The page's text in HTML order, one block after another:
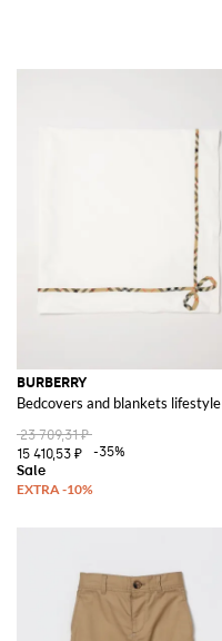
BURBERRY
Bedcovers and blankets lifestyle
23 709,31 ₽
15 410,53 ₽
-35%